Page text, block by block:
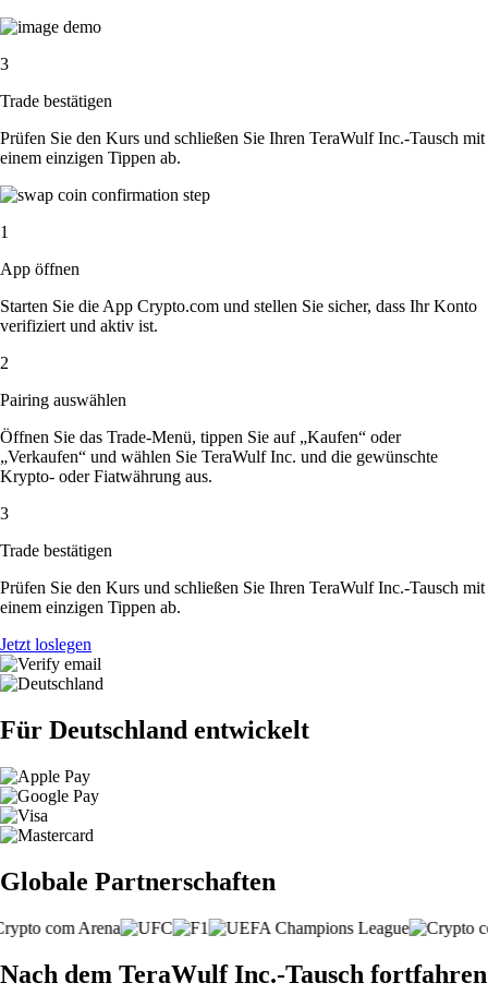
3
Trade bestätigen
Prüfen Sie den Kurs und schließen Sie Ihren TeraWulf Inc.-Tausch mit
einem einzigen Tippen ab.
1
App öffnen
Starten Sie die App Crypto.com und stellen Sie sicher, dass Ihr Konto
verifiziert und aktiv ist.
2
Pairing auswählen
Öffnen Sie das Trade-Menü, tippen Sie auf „Kaufen“ oder
„Verkaufen“ und wählen Sie TeraWulf Inc. und die gewünschte
Krypto- oder Fiatwährung aus.
3
Trade bestätigen
Prüfen Sie den Kurs und schließen Sie Ihren TeraWulf Inc.-Tausch mit
einem einzigen Tippen ab.
Jetzt loslegen
Für Deutschland entwickelt
Globale Partnerschaften
Nach dem TeraWulf Inc.-Tausch fortfahren